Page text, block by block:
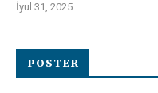
İyul 31, 2025
POSTER